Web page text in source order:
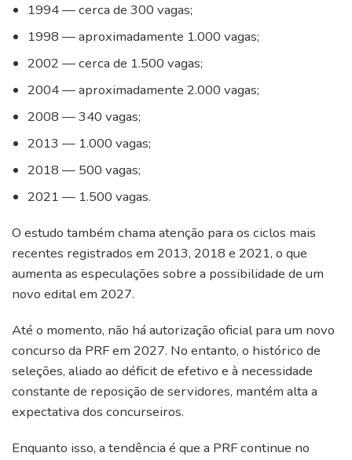
1994 — cerca de 300 vagas;
1998 — aproximadamente 1.000 vagas;
2002 — cerca de 1.500 vagas;
2004 — aproximadamente 2.000 vagas;
2008 — 340 vagas;
2013 — 1.000 vagas;
2018 — 500 vagas;
2021 — 1.500 vagas.
O estudo também chama atenção para os ciclos mais
recentes registrados em 2013, 2018 e 2021, o que
aumenta as especulações sobre a possibilidade de um
novo edital em 2027.
Até o momento, não há autorização oficial para um novo
concurso da PRF em 2027. No entanto, o histórico de
seleções, aliado ao déficit de efetivo e à necessidade
constante de reposição de servidores, mantém alta a
expectativa dos concurseiros.
Enquanto isso, a tendência é que a PRF continue no